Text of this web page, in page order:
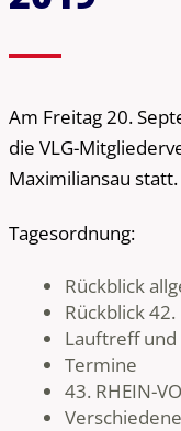
Am Freitag 20.
die VLG-
Maximiliansau statt.
Tagesordnung:
Rückblick
Rückblick 42.
Lauftreff
Termine
43. RHEIN-